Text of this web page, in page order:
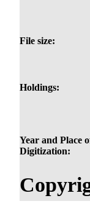
File size:
Holdings:
Year and Place
Digitization: